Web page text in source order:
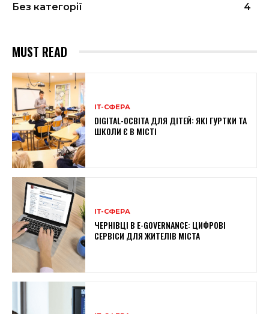
Без категорії
4
MUST READ
ІТ-СФЕРА
DIGITAL-ОСВІТА ДЛЯ ДІТЕЙ: ЯКІ ГУРТКИ ТА
ШКОЛИ Є В МІСТІ
ІТ-СФЕРА
ЧЕРНІВЦІ В E-GOVERNANCE: ЦИФРОВІ
СЕРВІСИ ДЛЯ ЖИТЕЛІВ МІСТА